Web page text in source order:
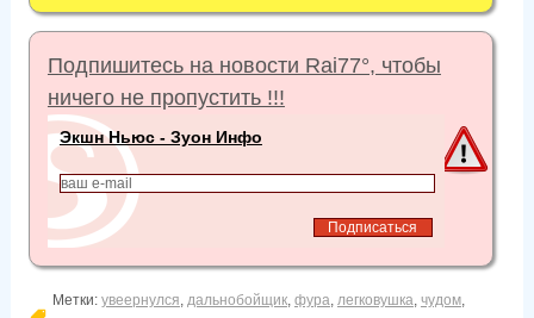
Подпишитесь на новости Rai77°, чтобы
ничего не пропустить !!!
Экшн Ньюс - Зуон Инфо
Метки: увеернулся, дальнобойщик, фура, легковушка, чудом,